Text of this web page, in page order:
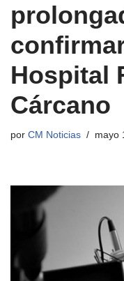
Hospital
Cárcano
por CM Noticias mayo